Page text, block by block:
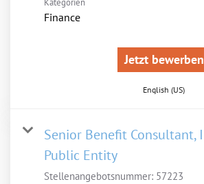
Kategorien
Finance
Jetzt bewerben
English (US)
Senior Benefit Consultant,
Public Entity
Stellenangebotsnummer: 57223